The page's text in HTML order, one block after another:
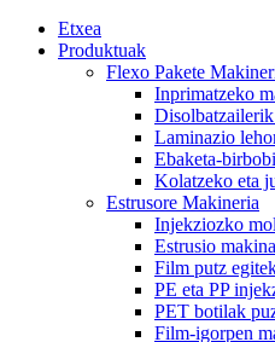
Etxea
Produktuak
Flexo Pakete
Inprimatzeko
Laminazio
Ebaketa-
Kolatzeko eta
Estrusore Makineria
Injekziozko
Estrusio makina
Film putz
PE eta PP
PET botilak
Film-igorpen